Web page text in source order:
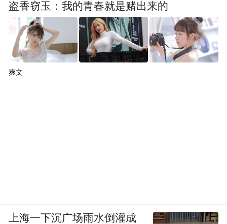
盗香窃玉：我的青春就是赌出来的
爽文
上海一下沉广场雨水倒灌成